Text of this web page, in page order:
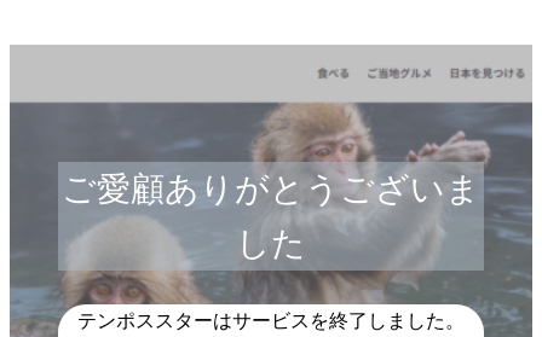
ご愛顧ありがとうございま
した
テンポススターはサービスを終了しました。